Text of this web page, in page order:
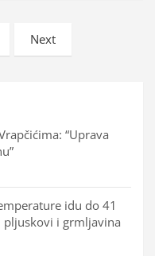
Next
“Uprava
idu do 41
pljuskovi i grmljavina